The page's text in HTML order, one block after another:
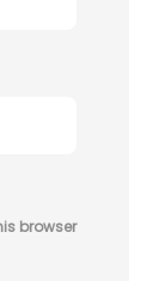
browser